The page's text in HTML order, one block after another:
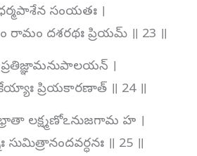
సంయతః ।
దశరథః ప్రియమ్ ॥ 23 ॥
।
ప్రియకారణాత్ ॥ 24 ॥
లక్ష్మణోఽనుజగామ హ ।
॥ 25 ॥